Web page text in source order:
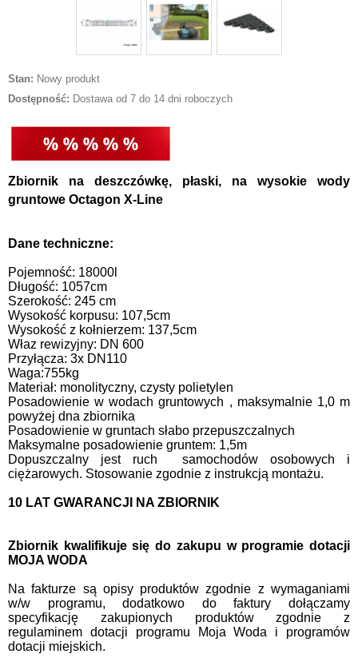
Stan: Nowy produkt
Dostępność: Dostawa od 7 do 14 dni roboczych
Zbiornik na deszczówkę, płaski, na wysokie wody
gruntowe Octagon X-Line
Dane techniczne:
Pojemność: 18000l
Długość: 1057cm
Szerokość: 245 cm
Wysokość korpusu: 107,5cm
Wysokość z kołnierzem: 137,5cm
Właz rewizyjny: DN 600
Przyłącza: 3x DN110
Waga:755kg
Materiał: monolityczny, czysty polietylen
Posadowienie w wodach gruntowych , maksymalnie 1,0 m
powyżej dna zbiornika
Posadowienie w gruntach słabo przepuszczalnych
Maksymalne posadowienie gruntem: 1,5m
Dopuszczalny jest ruch samochodów osobowych i
ciężarowych. Stosowanie zgodnie z instrukcją montażu.
10 LAT GWARANCJI NA ZBIORNIK
Zbiornik kwalifikuje się do zakupu w programie dotacji
MOJA WODA
Na fakturze są opisy produktów zgodnie z wymaganiami
w/w programu, dodatkowo do faktury dołączamy
specyfikację zakupionych produktów zgodnie z
regulaminem dotacji programu Moja Woda i programów
dotacji miejskich.